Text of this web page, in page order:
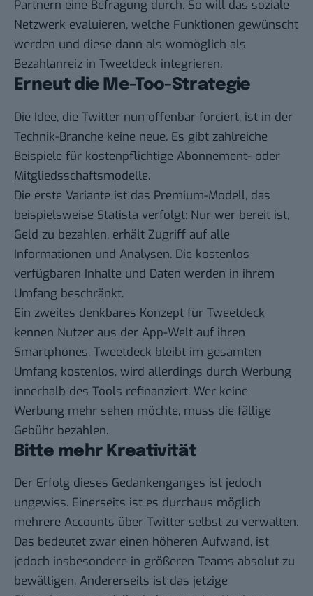
Partnern eine Befragung durch. So will das soziale
Netzwerk evaluieren, welche Funktionen gewünscht
werden und diese dann als womöglich als
Bezahlanreiz in Tweetdeck integrieren.
Erneut die Me-Too-Strategie
Die Idee, die Twitter nun offenbar forciert, ist in der
Technik-Branche keine neue. Es gibt zahlreiche
Beispiele für kostenpflichtige Abonnement- oder
Mitgliedsschaftsmodelle.
Die erste Variante ist das Premium-Modell, das
beispielsweise Statista verfolgt: Nur wer bereit ist,
Geld zu bezahlen, erhält Zugriff auf alle
Informationen und Analysen. Die kostenlos
verfügbaren Inhalte und Daten werden in ihrem
Umfang beschränkt.
Ein zweites denkbares Konzept für Tweetdeck
kennen Nutzer aus der App-Welt auf ihren
Smartphones. Tweetdeck bleibt im gesamten
Umfang kostenlos, wird allerdings durch Werbung
innerhalb des Tools refinanziert. Wer keine
Werbung mehr sehen möchte, muss die fällige
Gebühr bezahlen.
Bitte mehr Kreativität
Der Erfolg dieses Gedankenganges ist jedoch
ungewiss. Einerseits ist es durchaus möglich
mehrere Accounts über Twitter selbst zu verwalten.
Das bedeutet zwar einen höheren Aufwand, ist
jedoch insbesondere in größeren Teams absolut zu
bewältigen. Andererseits ist das jetzige